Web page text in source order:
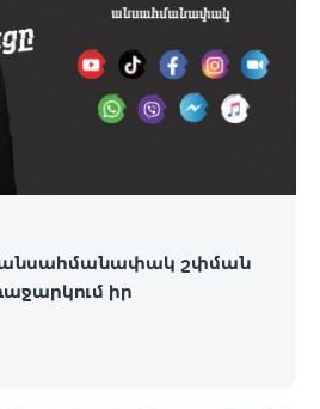
անսահմանափակ շփման
իր